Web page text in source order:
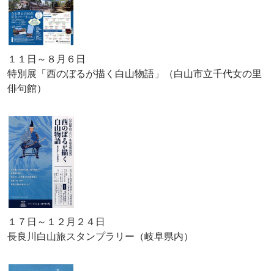
１１日～８月６日
特別展「西のぼるが描く白山物語」（白山市立千代女の里
俳句館）
１７日～１２月２４日
長良川白山旅スタンプラリー（岐阜県内）